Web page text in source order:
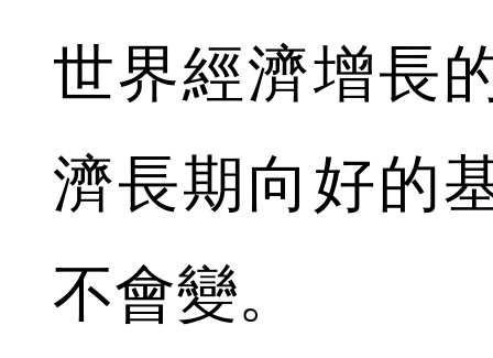
世界經濟增長
濟長期向好的
不會變。